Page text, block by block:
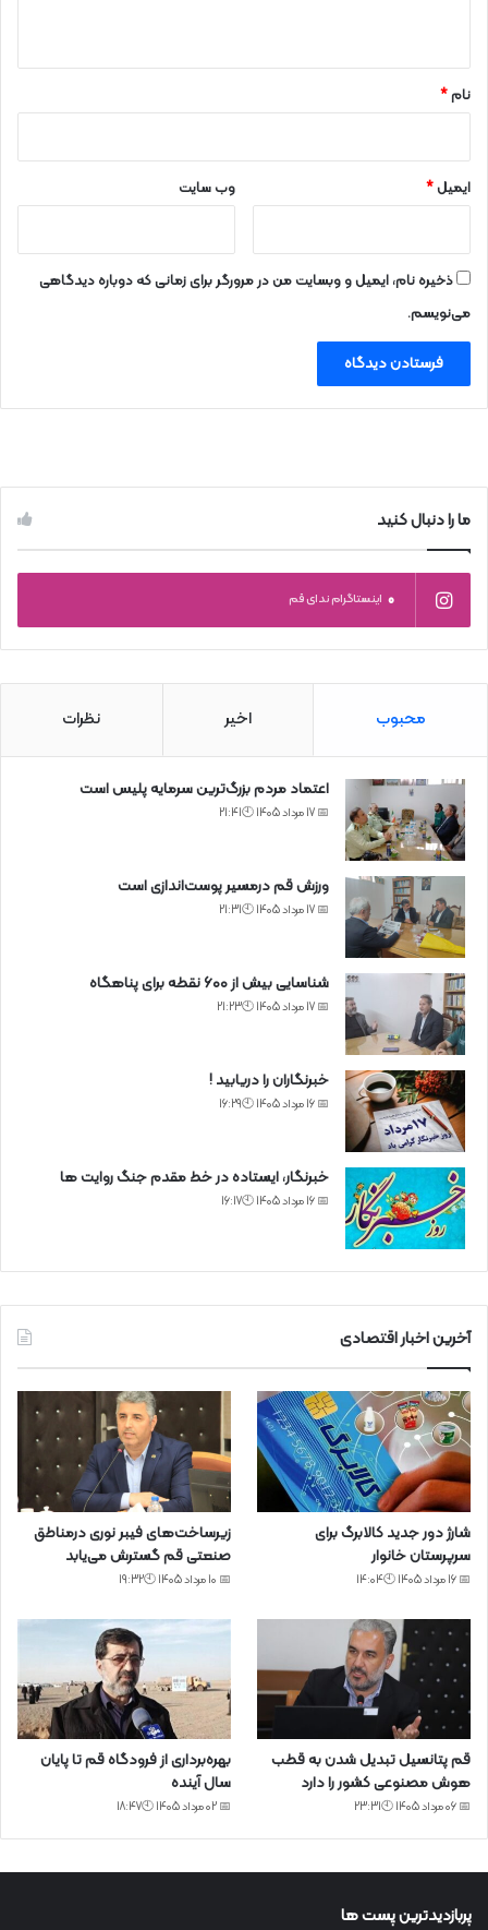
نام*
ایمیل* وب‌ سایت
ذخیره نام، ایمیل و وبسایت من در مرورگر برای زمانی که دوباره دیدگاهی
می‌نویسم.
ما را دنبال کنید
0 اینستاگرام ندای قم
محبوب اخیر نظرات
اعتماد مردم بزرگ‌ترین سرمایه پلیس است
📅 17 مرداد 1405 🕙21:41
ورزش قم درمسیر پوست‌اندازی است
📅 17 مرداد 1405 🕙21:31
شناسایی بیش از ۶۰۰ نقطه برای پناهگاه
📅 17 مرداد 1405 🕙21:23
خبرنگاران را دریابید !
📅 16 مرداد 1405 🕙16:29
خبرنگار، ایستاده در خط مقدم جنگ روایت ها
📅 16 مرداد 1405 🕙16:17
آخرین اخبار اقتصادی
شارژ دور جدید کالابرگ برای
سرپرستان خانوار
📅 16 مرداد 1405 🕙14:04
زیرساخت‌های فیبر نوری درمناطق
صنعتی قم گسترش می‌یابد
📅 10 مرداد 1405 🕙19:32
قم پتانسیل تبدیل شدن به قطب
هوش مصنوعی کشور را دارد
📅 06 مرداد 1405 🕙23:31
بهره‌برداری از فرودگاه قم تا پایان
سال آینده
📅 02 مرداد 1405 🕙18:47
پربازدیدترین پست ها